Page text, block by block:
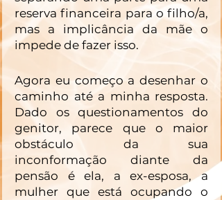
reserva financeira para o filho/a,
mas a implicância da mãe o
impede de fazer isso.
Agora eu começo a desenhar o
caminho até a minha resposta.
Dado os questionamentos do
genitor, parece que o maior
obstáculo da sua
inconformação diante da
pensão é ela, a ex-esposa, a
mulher que está ocupando o